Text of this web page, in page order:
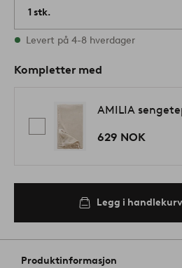
1 stk.
På lager
Levert på 4-8 hverdager
Kompletter med
AMILIA
629 NOK
Legg i handlekurv
Produktinformasjon